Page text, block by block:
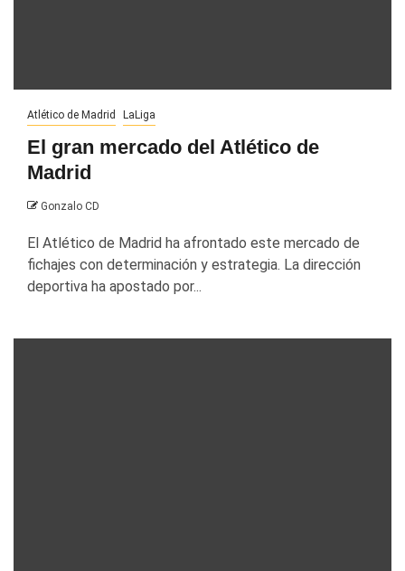
Atlético de Madrid LaLiga
El gran mercado del Atlético de
Madrid
Gonzalo CD
El Atlético de Madrid ha afrontado este mercado de
fichajes con determinación y estrategia. La dirección
deportiva ha apostado por...